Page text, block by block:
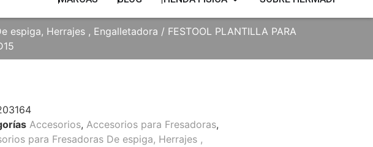
espiga, Herrajes , Engalletadora / FESTOOL PLANTILLA PARA
Accesorios, Accesorios para Fresadoras,
para Fresadoras De espiga, Herrajes ,